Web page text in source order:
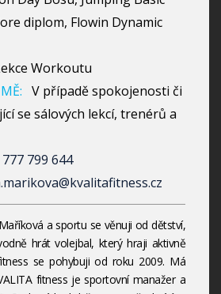
diplom, Flowin Dynamic
Workoutu
V případě spokojenosti či
se sálových lekcí, trenérů a
799 644
a sportu se věnuji od dětství,
hrát volejbal, který hraji aktivně
se pohybuji od roku 2009. Má
fitness je sportovní manažer a